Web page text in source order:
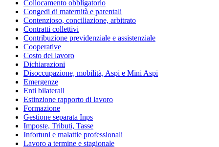
Collocamento obbligatorio
Congedi di maternità e parentali
Contenzioso, conciliazione, arbitrato
Contratti collettivi
Contribuzione previdenziale e assistenziale
Cooperative
Costo del lavoro
Dichiarazioni
Disoccupazione, mobilità, Aspi e Mini Aspi
Emergenze
Enti bilaterali
Estinzione rapporto di lavoro
Formazione
Gestione separata Inps
Imposte, Tributi, Tasse
Infortuni e malattie professionali
Lavoro a termine e stagionale